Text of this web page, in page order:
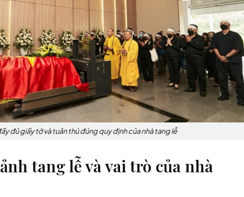
đủ giấy tờ và tuân thủ đúng quy định của nhà tang lễ
tang lễ và vai trò của nhà